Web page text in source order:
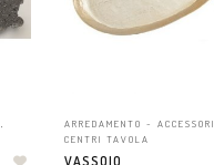
ARREDAMENTO - ACCESSORI
CENTRI TAVOLA
VASSOIO